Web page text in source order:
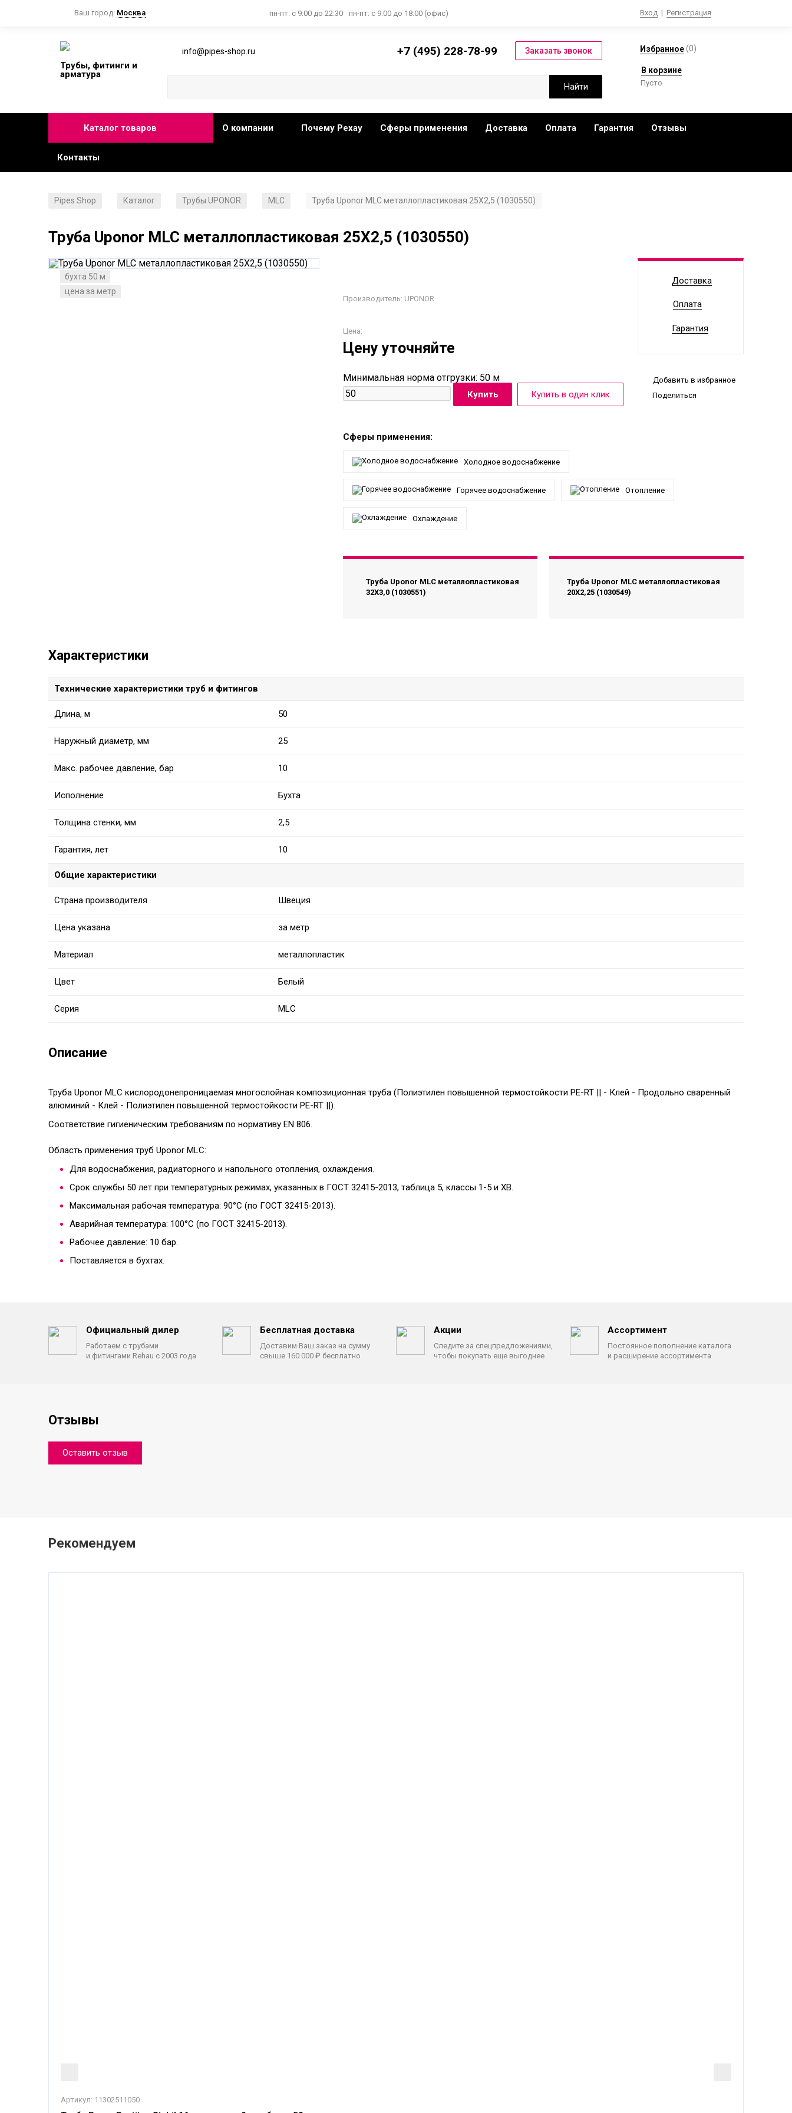
Ваш город: Москва пн-пт: с 9:00 до 22:30 пн-пт: с 9:00 до 18:00 (офис) Вход | Регистрация
Трубы, фитинги и
арматура
info@pipes-shop.ru +7 (495) 228-78-99 Избранное(0)
В корзине
Пусто
Каталог товаров О компании Почему Рехау Сферы применения Доставка Оплата Гарантия Отзывы
Контакты
Pipes Shop Каталог Трубы UPONOR MLC Труба Uponor MLC металлопластиковая 25X2,5 (1030550)
Труба Uponor MLC металлопластиковая 25X2,5 (1030550)
бухта 50 м
цена за метр
Производитель: UPONOR
Цена:
Цену уточняйте
Минимальная норма отгрузки: 50 м
Доставка
Оплата
Гарантия
Добавить в избранное
Поделиться
Сферы применения:
Холодное водоснабжение
Горячее водоснабжение Отопление
Охлаждение
Труба Uponor MLC металлопластиковая
32X3,0 (1030551)
Труба Uponor MLC металлопластиковая
20X2,25 (1030549)
Характеристики
Технические характеристики труб и фитингов
Длина, м 50
Наружный диаметр, мм 25
Макс. рабочее давление, бар 10
Исполнение Бухта
Толщина стенки, мм 2,5
Гарантия, лет 10
Общие характеристики
Страна производителя Швеция
Цена указана за метр
Материал металлопластик
Цвет Белый
Серия MLC
Описание
Труба Uponor MLC кислородонепроницаемая многослойная композиционная труба (Полиэтилен повышенной термостойкости PE-RT || - Клей - Продольно сваренный
алюминий - Клей - Полиэтилен повышенной термостойкости PE-RT ||).
Соответствие гигиеническим требованиям по нормативу EN 806.
Область применения труб Uponor MLC:
Для водоснабжения, радиаторного и напольного отопления, охлаждения.
Срок службы 50 лет при температурных режимах, указанных в ГОСТ 32415-2013, таблица 5, классы 1-5 и ХВ.
Максимальная рабочая температура: 90°C (по ГОСТ 32415-2013).
Аварийная температура: 100°C (по ГОСТ 32415-2013).
Рабочее давление: 10 бар.
Поставляется в бухтах.
Официальный дилер
Работаем с трубами
и фитингами Rehau с 2003 года
Бесплатная доставка
Доставим Ваш заказ на сумму
свыше 160 000 ₽ бесплатно
Акции
Следите за спецпредложениями,
чтобы покупать еще выгоднее
Ассортимент
Постоянное пополнение каталога
и расширение ассортимента
Отзывы
Оставить отзыв
Рекомендуем
Артикул: 11302511050